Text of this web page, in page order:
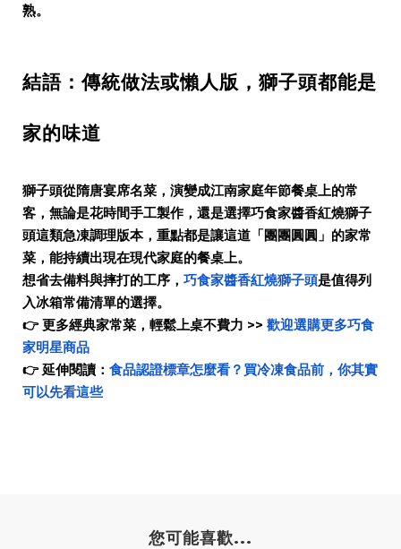
熟。
結語：傳統做法或懶人版，獅子頭都能是
家的味道
獅子頭從隋唐宴席名菜，演變成江南家庭年節餐桌上的常
客，無論是花時間手工製作，還是選擇巧食家醬香紅燒獅子
頭這類急凍調理版本，重點都是讓這道「團團圓圓」的家常
菜，能持續出現在現代家庭的餐桌上。
想省去備料與摔打的工序， 巧食家醬香紅燒獅子頭是值得列
入冰箱常備清單的選擇。
👉 更多經典家常菜，輕鬆上桌不費力 >> 歡迎選購更多巧食
家明星商品
👉 延伸閱讀： 食品認證標章怎麼看？買冷凍食品前，你其實
可以先看這些
您可能喜歡...